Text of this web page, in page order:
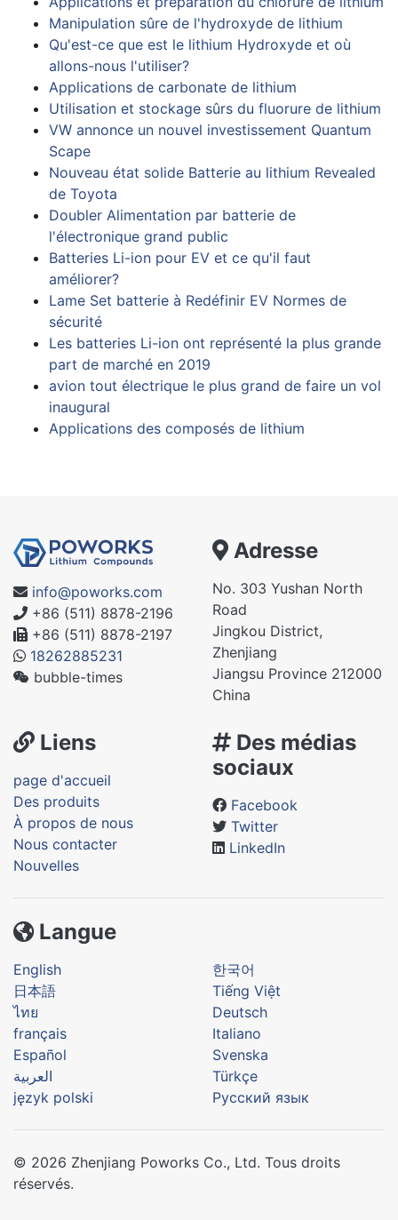
Manipulation sûre de l'hydroxyde de lithium
Qu'est-ce que est le lithium Hydroxyde et où
allons-nous l'utiliser?
Applications de carbonate de lithium
Utilisation et stockage sûrs du fluorure de lithium
VW annonce un nouvel investissement Quantum
Scape
Nouveau état solide Batterie au lithium Revealed
de Toyota
Doubler Alimentation par batterie de
l'électronique grand public
Batteries Li-ion pour EV et ce qu'il faut
améliorer?
Lame Set batterie à Redéfinir EV Normes de
sécurité
Les batteries Li-ion ont représenté la plus grande
part de marché en 2019
avion tout électrique le plus grand de faire un vol
inaugural
Applications des composés de lithium
info@poworks.com
+86 (511) 8878-2196
+86 (511) 8878-2197
18262885231
bubble-times
Adresse
No. 303 Yushan North
Road
Jingkou District,
Zhenjiang
Jiangsu Province 212000
China
Liens
page d'accueil
Des produits
À propos de nous
Nous contacter
Nouvelles
Des médias
sociaux
Facebook
Twitter
LinkedIn
Langue
English
한국어
日本語
Tiếng Việt
ไทย
Deutsch
français
Italiano
Español
Svenska
العربية
Türkçe
język polski
Русский язык
© 2026 Zhenjiang Poworks Co., Ltd. Tous droits
réservés.